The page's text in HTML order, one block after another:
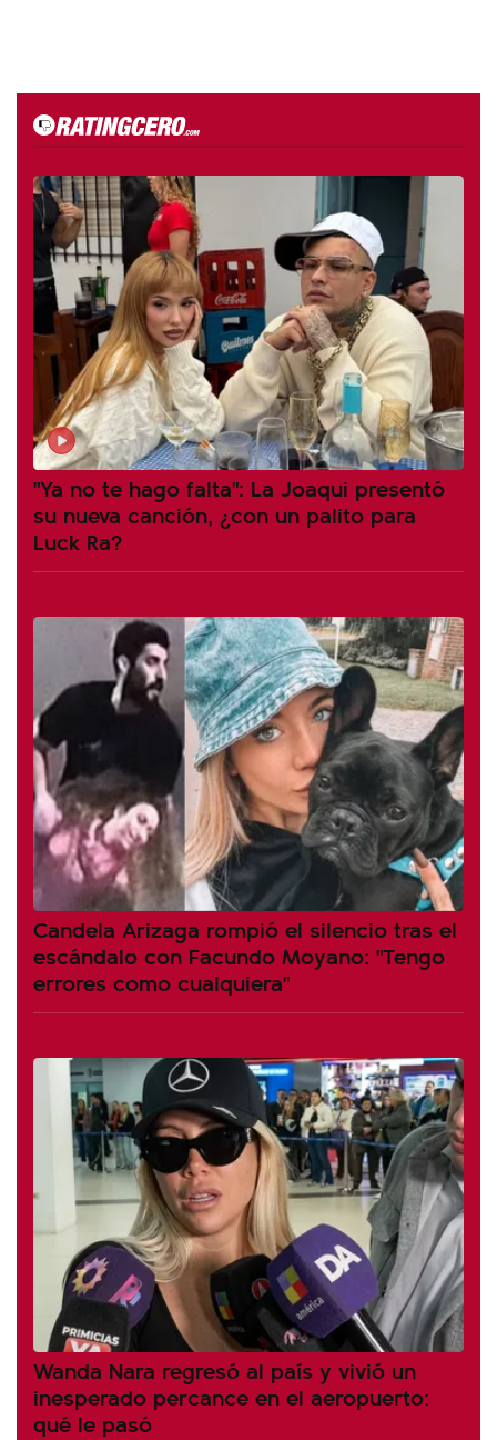
"Ya no te hago falta": La Joaqui presentó
su nueva canción, ¿con un palito para
Luck Ra?
Candela Arizaga rompió el silencio tras el
escándalo con Facundo Moyano: "Tengo
errores como cualquiera"
Wanda Nara regresó al país y vivió un
inesperado percance en el aeropuerto:
qué le pasó